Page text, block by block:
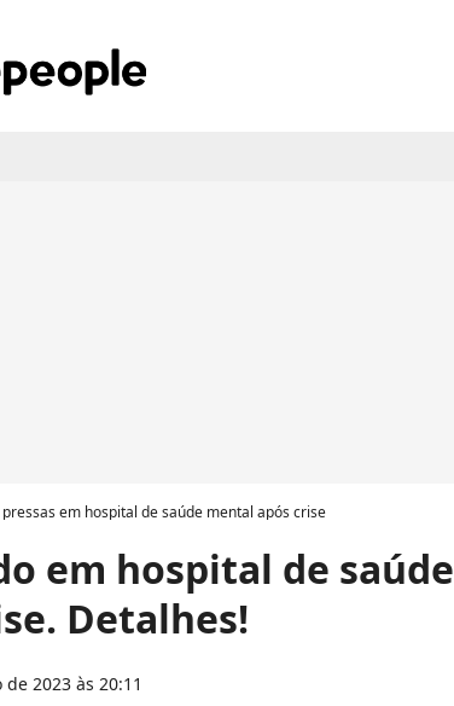
em hospital de saúde mental após crise
em hospital de saúde
Detalhes!
2023 às 20:11